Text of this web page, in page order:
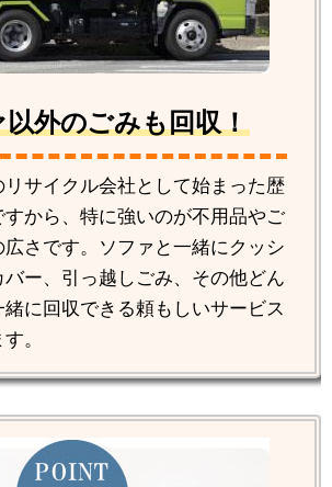
外のごみも回収！
サイクル会社として始まった歴
すから、特に強いのが不用品やご
さです。ソファと一緒にクッシ
バー、引っ越しごみ、その他どん
に回収できる頼もしいサービス
。